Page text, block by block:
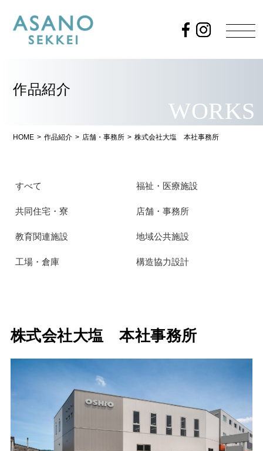
作品紹介
WORKS
HOME > 作品紹介 > 店舗・事務所 > 株式会社大塩 本社事務所
すべて 福祉・医療施設
共同住宅・寮 店舗・事務所
教育関連施設 地域公共施設
工場・倉庫 構造協力設計
株式会社大塩 本社事務所